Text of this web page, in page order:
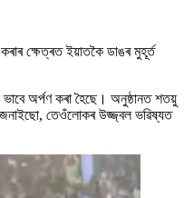
ক্ষেত্ৰত ইয়াতকৈ ডাঙৰ মুহূৰ্ত
অৰ্পণ কৰা হৈছে। অনুষ্ঠানত শতয়ু
জনাইছো, তেওঁলোকৰ উজ্জ্বল ভৱিষ্যত